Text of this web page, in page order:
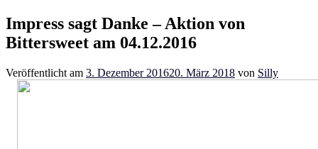
Impress sagt Danke – Aktion von
Bittersweet am 04.12.2016
Veröffentlicht am 3. Dezember 201620. März 2018 von Silly